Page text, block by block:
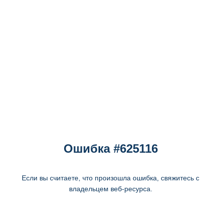
Ошибка #625116
Если вы считаете, что произошла ошибка, свяжитесь с
владельцем веб-ресурса.